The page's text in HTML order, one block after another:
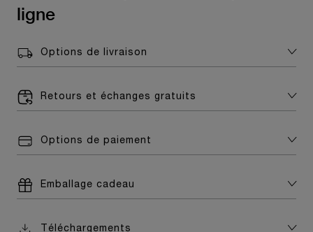
ligne
Options de livraison
Retours et échanges gratuits
Options de paiement
Emballage cadeau
Téléchargements